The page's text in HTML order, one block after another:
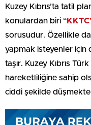
Kuzey Kıbrıs’ta tatil
konulardan biri “
sorusudur. Özellikle
yapmak isteyenler için
taşır. Kuzey Kıbrıs
hareketliliğine sahip
ciddi şekilde